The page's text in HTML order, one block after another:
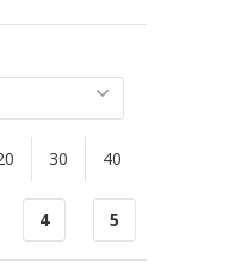
30 40
4 5